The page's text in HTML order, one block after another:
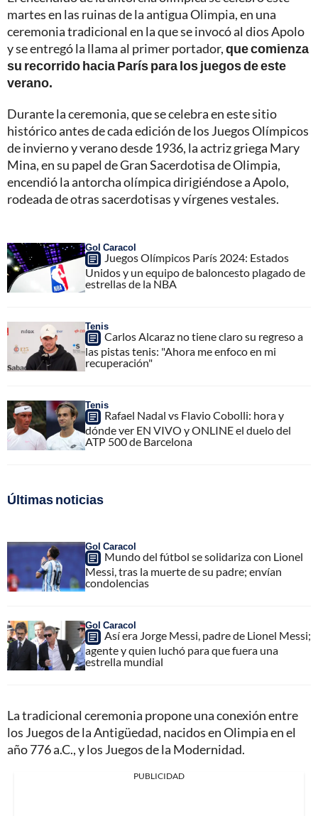
martes en las ruinas de la antigua Olimpia, en una
ceremonia tradicional en la que se invocó al dios Apolo
y se entregó la llama al primer portador,que comienza
su recorrido hacia París para los juegos de este
verano.
Durante la ceremonia, que se celebra en este sitio
histórico antes de cada edición de los Juegos Olímpicos
de invierno y verano desde 1936, la actriz griega Mary
Mina, en su papel de Gran Sacerdotisa de Olimpia,
encendió la antorcha olímpica dirigiéndose a Apolo,
rodeada de otras sacerdotisas y vírgenes vestales.
Gol Caracol
Juegos Olímpicos París 2024: Estados
Unidos y un equipo de baloncesto plagado de
estrellas de la NBA
Tenis
Carlos Alcaraz no tiene claro su regreso a
las pistas tenis: "Ahora me enfoco en mi
recuperación"
Tenis
Rafael Nadal vs Flavio Cobolli: hora y
dónde ver EN VIVO y ONLINE el duelo del
ATP 500 de Barcelona
Últimas noticias
Gol Caracol
Mundo del fútbol se solidariza con Lionel
Messi, tras la muerte de su padre; envían
condolencias
Gol Caracol
Así era Jorge Messi, padre de Lionel Messi;
agente y quien luchó para que fuera una
estrella mundial
La tradicional ceremonia propone una conexión entre
los Juegos de la Antigüedad, nacidos en Olimpia en el
año 776 a.C., y los Juegos de la Modernidad.
PUBLICIDAD